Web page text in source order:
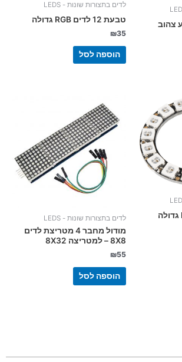
לדים בתצורות שונות - LEDS
טבעת 12 לדים RGB גדולה
₪35
הוספה לסל
לדים בתצורות שונות - LEDS
מודול מחבר 4 מטריצת לדים
8X8 – למטריצה 8X32
₪55
הוספה לסל